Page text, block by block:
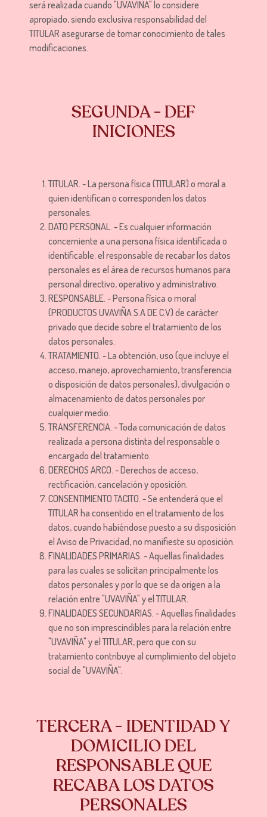
será realizada cuando "UVAVIÑA" lo considere
apropiado, siendo exclusiva responsabilidad del
TITULAR asegurarse de tomar conocimiento de tales
modificaciones.
SEGUNDA - DEF
INICIONES
TITULAR. - La persona física (TITULAR) o moral a
quien identifican o corresponden los datos
personales.
DATO PERSONAL. - Es cualquier información
concerniente a una persona física identificada o
identificable; el responsable de recabar los datos
personales es el área de recursos humanos para
personal directivo, operativo y administrativo.
RESPONSABLE. - Persona física o moral
(PRODUCTOS UVAVIÑA S.A DE C.V) de carácter
privado que decide sobre el tratamiento de los
datos personales.
TRATAMIENTO. - La obtención, uso (que incluye el
acceso, manejo, aprovechamiento, transferencia
o disposición de datos personales), divulgación o
almacenamiento de datos personales por
cualquier medio.
TRANSFERENCIA. - Toda comunicación de datos
realizada a persona distinta del responsable o
encargado del tratamiento.
DERECHOS ARCO. - Derechos de acceso,
rectificación, cancelación y oposición.
CONSENTIMIENTO TACITO. - Se entenderá que el
TITULAR ha consentido en el tratamiento de los
datos, cuando habiéndose puesto a su disposición
el Aviso de Privacidad, no manifieste su oposición.
FINALIDADES PRIMARIAS. - Aquellas finalidades
para las cuales se solicitan principalmente los
datos personales y por lo que se da origen a la
relación entre "UVAVIÑA" y el TITULAR.
FINALIDADES SECUNDARIAS. - Aquellas finalidades
que no son imprescindibles para la relación entre
"UVAVIÑA" y el TITULAR, pero que con su
tratamiento contribuye al cumplimiento del objeto
social de "UVAVIÑA".
TERCERA - IDENTIDAD Y
DOMICILIO DEL
RESPONSABLE QUE
RECABA LOS DATOS
PERSONALES